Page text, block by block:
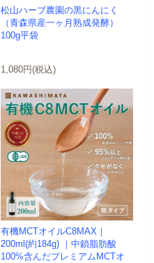
松山ハーブ農園の黒にんにく
（青森県産一ヶ月熟成発酵）
100g平袋
1,080円(税込)
有機MCTオイルC8MAX｜
200ml(約184g) ｜中鎖脂肪酸
100%含んだプレミアムMCTオ